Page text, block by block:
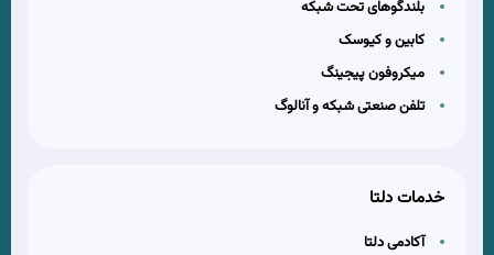
بلندگوهای تحت شبکه
کابین و کیوسک
میکروفون پیجینگ
تلفن صنعتی شبکه و آنالوگ
خدمات دلتا
آکادمی دلتا